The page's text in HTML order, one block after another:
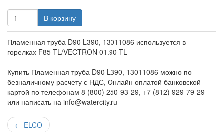
В корзину
Пламенная труба D90 L390, 13011086 используется в
горелках F85 TL/VECTRON 01.90 TL
Купить Пламенная труба D90 L390, 13011086 можно по
безналичному расчету с НДС, Онлайн оплатой банковской
картой по телефонам 8 (800) 250-93-29, +7 (812) 929-79-29
или написать на info@watercity.ru
← ELCO